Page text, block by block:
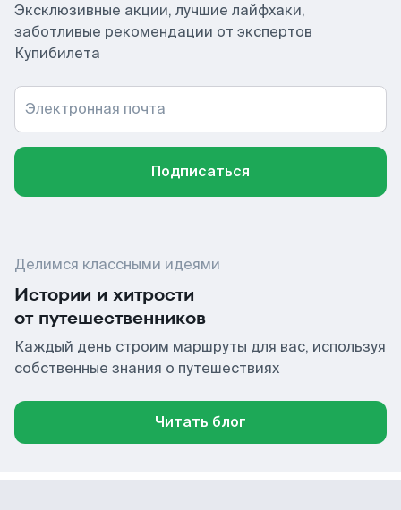
Эксклюзивные акции, лучшие лайфхаки,
заботливые рекомендации от экспертов
Купибилета
Электронная почта
Подписаться
Делимся классными идеями
Истории и хитрости
от путешественников
Каждый день строим маршруты для вас, используя
собственные знания о путешествиях
Читать блог